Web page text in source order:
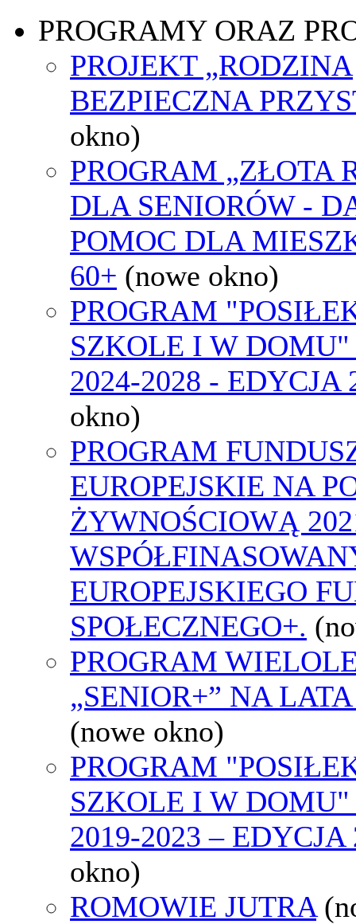
PROGRAMY ORAZ
PROJEKT „RODZINA
BEZPIECZNA
okno)
PROGRAM „ZŁOTA
DLA SENIORÓW -
POMOC DLA
60+ (nowe okno)
PROGRAM
SZKOLE I W
2024-2028 - EDYCJA
okno)
PROGRAM
EUROPEJSKIE NA
ŻYWNOŚCIOWĄ
EUROPEJSKIEGO
SPOŁECZNEGO+.
PROGRAM
„SENIOR+” NA
(nowe okno)
PROGRAM
SZKOLE I W
2019-2023 – EDYCJA
okno)
ROMOWIE JUTRA